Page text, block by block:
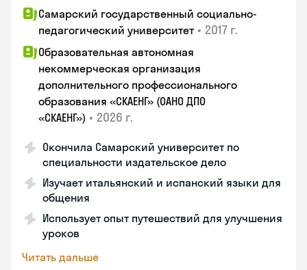
Самарский государственный социально-
педагогический университет • 2017 г.
Образовательная автономная
некоммерческая организация
дополнительного профессионального
образования «СКАЕНГ» (ОАНО ДПО
«СКАЕНГ») • 2026 г.
Окончила Самарский университет по
специальности издательское дело
Изучает итальянский и испанский языки для
общения
Использует опыт путешествий для улучшения
уроков
Читать дальше